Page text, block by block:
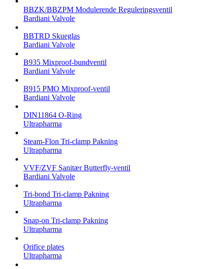
BBZK/BBZPM Modulerende Reguleringsventil
Bardiani Valvole
BBTRD Skueglas
Bardiani Valvole
B935 Mixproof-bundventil
Bardiani Valvole
B915 PMO Mixproof-ventil
Bardiani Valvole
DIN11864 O-Ring
Ultrapharma
Steam-Flon Tri-clamp Pakning
Ultrapharma
VVF/ZVF Sanitær Butterfly-ventil
Bardiani Valvole
Tri-bond Tri-clamp Pakning
Ultrapharma
Snap-on Tri-clamp Pakning
Ultrapharma
Orifice plates
Ultrapharma